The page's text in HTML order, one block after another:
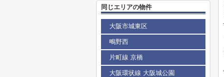
同じエリアの物件
大阪市城東区
鴫野西
片町線 京橋
大阪環状線 大阪城公園